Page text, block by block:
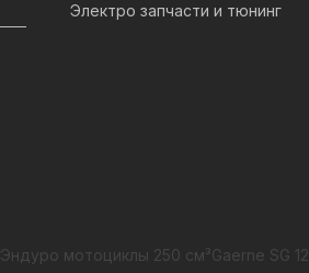
Электро запчасти и тюнинг
Эндуро мотоциклы 250 см³Gaerne SG 12